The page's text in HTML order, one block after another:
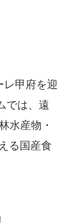
甲府を迎
では、遠
水産物・
る国産食